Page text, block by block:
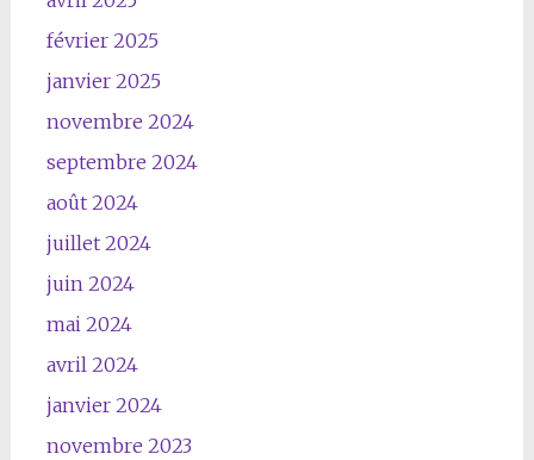
février 2025
janvier 2025
novembre 2024
septembre 2024
août 2024
juillet 2024
juin 2024
mai 2024
avril 2024
janvier 2024
novembre 2023